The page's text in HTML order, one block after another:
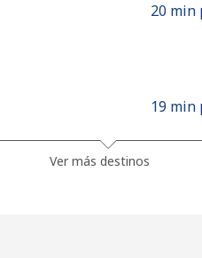
20 min
19 min
Ver más destinos